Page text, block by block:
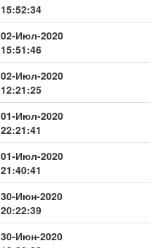
15:52:34
02-Июл-2020
15:51:46
02-Июл-2020
12:21:25
01-Июл-2020
22:21:41
01-Июл-2020
21:40:41
30-Июн-2020
20:22:39
30-Июн-2020